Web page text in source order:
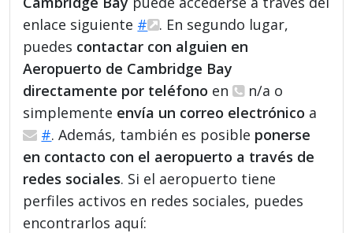
enlace siguiente #
. En segundo lugar,
puedes contactar con alguien en
Aeropuerto de Cambridge Bay
directamente por teléfono en
n/a o
simplemente envía un correo electrónico a
#. Además, también es posible ponerse
en contacto con el aeropuerto a través de
redes sociales. Si el aeropuerto tiene
perfiles activos en redes sociales, puedes
encontrarlos aquí: